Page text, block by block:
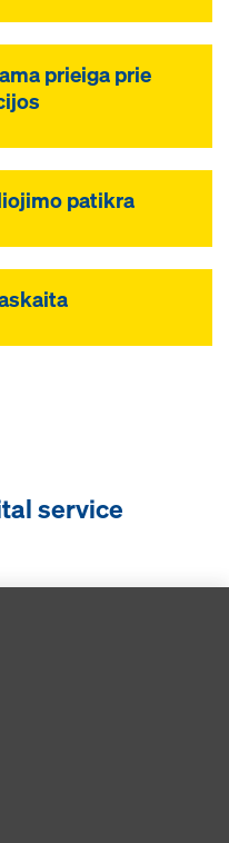
prieiga prie
patikra
service